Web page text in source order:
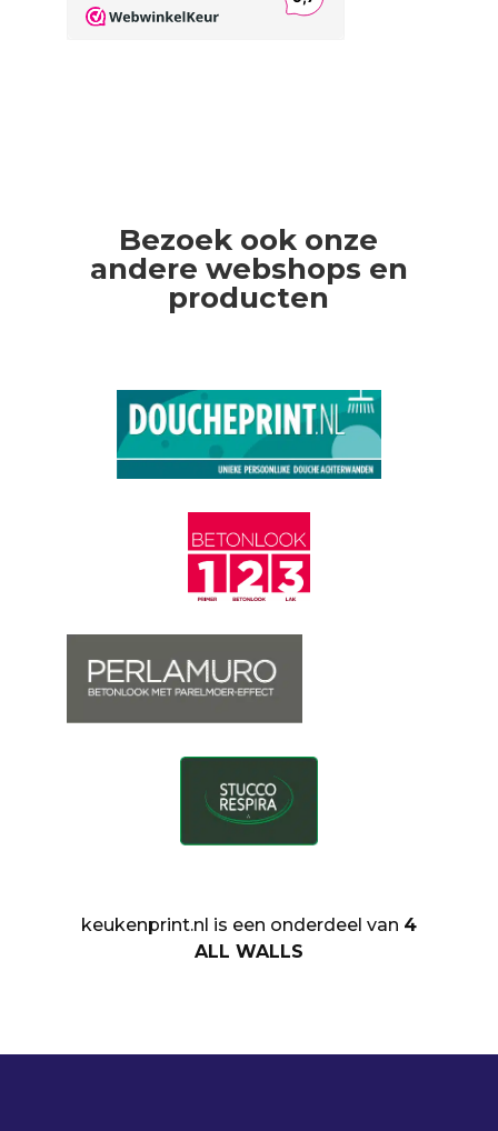
Bezoek ook onze
andere webshops en
producten
keukenprint.nl is een onderdeel van 4
ALL WALLS